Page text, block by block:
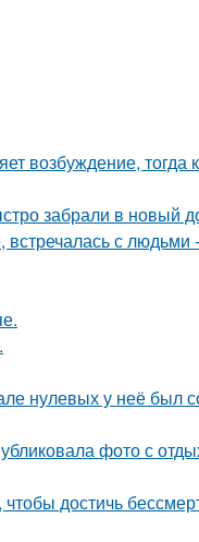
возбуждение, тогда
забрали в новый
встречалась с людьми -
нулевых у неё был
фото с
достичь